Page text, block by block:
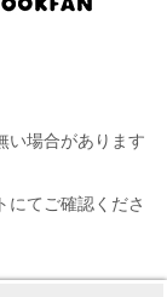
い場合があります
てご確認くださ